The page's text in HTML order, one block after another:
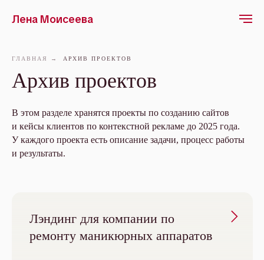
Лена Моисеева
ГЛАВНАЯ → АРХИВ ПРОЕКТОВ
Архив проектов
В этом разделе хранятся проекты по созданию сайтов
и кейсы клиентов по контекстной рекламе до 2025 года.
У каждого проекта есть описание задачи, процесс работы
и результаты.
Лэндинг для компании по
ремонту маникюрных аппаратов